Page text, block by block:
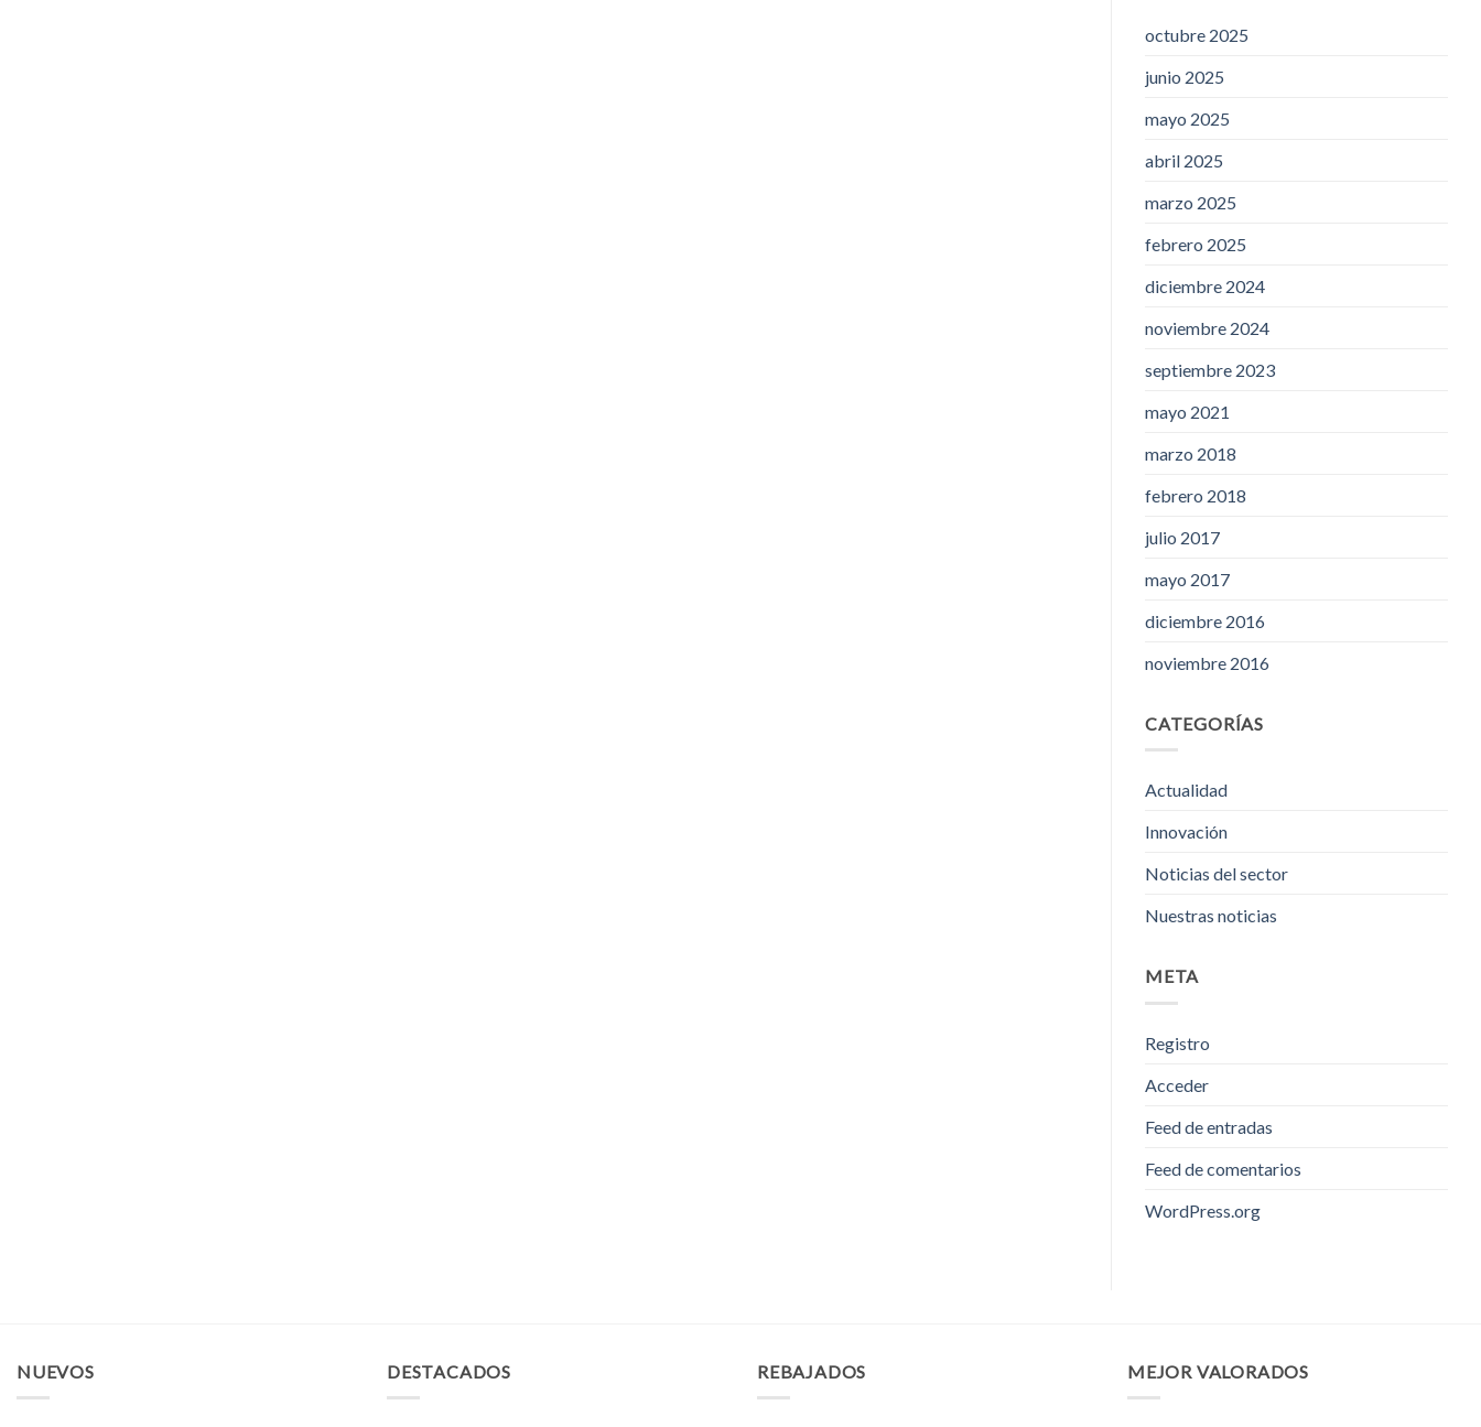
octubre 2025
junio 2025
mayo 2025
abril 2025
marzo 2025
febrero 2025
diciembre 2024
noviembre 2024
septiembre 2023
mayo 2021
marzo 2018
febrero 2018
julio 2017
mayo 2017
diciembre 2016
noviembre 2016
CATEGORÍAS
Actualidad
Innovación
Noticias del sector
Nuestras noticias
META
Registro
Acceder
Feed de entradas
Feed de comentarios
WordPress.org
NUEVOS DESTACADOS REBAJADOS MEJOR VALORADOS